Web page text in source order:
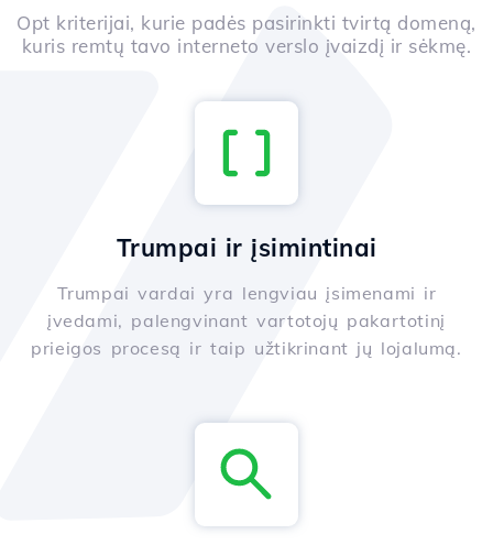
Opt kriterijai, kurie padės pasirinkti tvirtą domeną,
kuris remtų tavo interneto verslo įvaizdį ir sėkmę.
Trumpai ir įsimintinai
Trumpai vardai yra lengviau įsimenami ir
įvedami, palengvinant vartotojų pakartotinį
prieigos procesą ir taip užtikrinant jų lojalumą.